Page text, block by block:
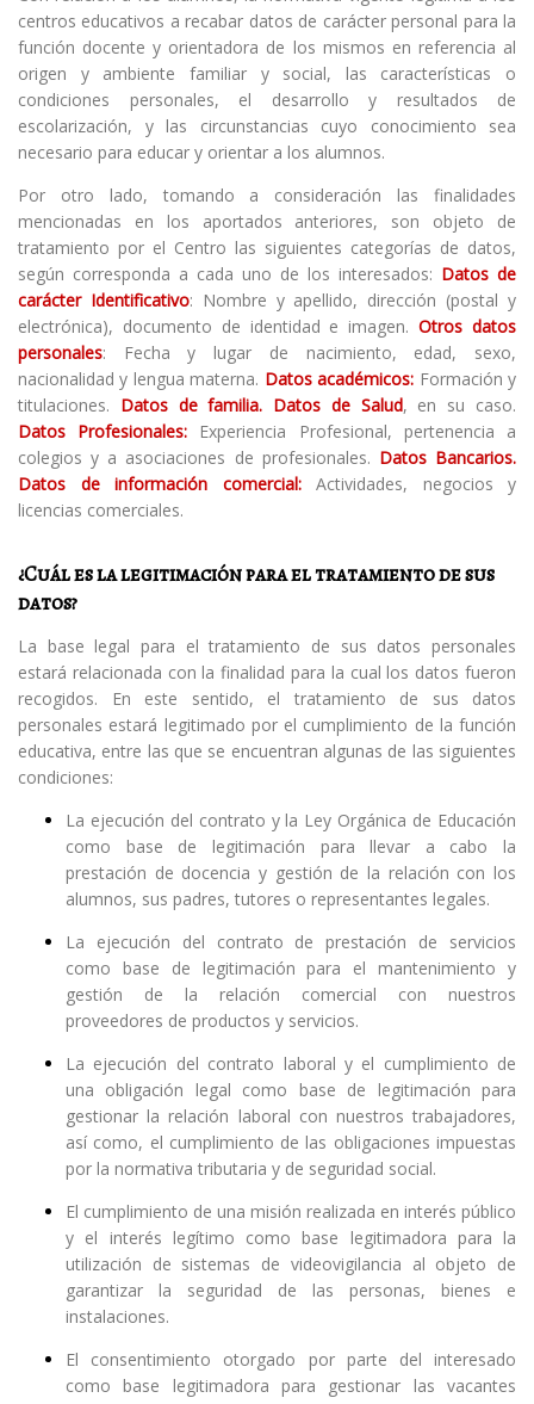
centros educativos a recabar datos de carácter personal para la
función docente y orientadora de los mismos en referencia al
origen y ambiente familiar y social, las características o
condiciones personales, el desarrollo y resultados de
escolarización, y las circunstancias cuyo conocimiento sea
necesario para educar y orientar a los alumnos.
Por otro lado, tomando a consideración las finalidades
mencionadas en los aportados anteriores, son objeto de
tratamiento por el Centro las siguientes categorías de datos,
según corresponda a cada uno de los interesados: Datos de
carácter Identificativo: Nombre y apellido, dirección (postal y
electrónica), documento de identidad e imagen.Otros datos
personales: Fecha y lugar de nacimiento, edad, sexo,
nacionalidad y lengua materna. Datos académicos: Formación y
titulaciones. Datos de familia. Datos de Salud, en su caso.
Datos Profesionales: Experiencia Profesional, pertenencia a
colegios y a asociaciones de profesionales. Datos Bancarios.
Datos de información comercial:Actividades, negocios y
licencias comerciales.
¿Cuál es la legitimación para el tratamiento de sus
datos?
La base legal para el tratamiento de sus datos personales
estará relacionada con la finalidad para la cual los datos fueron
recogidos. En este sentido, el tratamiento de sus datos
personales estará legitimado por el cumplimiento de la función
educativa, entre las que se encuentran algunas de las siguientes
condiciones:
La ejecución del contrato y la Ley Orgánica de Educación
como base de legitimación para llevar a cabo la
prestación de docencia y gestión de la relación con los
alumnos, sus padres, tutores o representantes legales.
La ejecución del contrato de prestación de servicios
como base de legitimación para el mantenimiento y
gestión de la relación comercial con nuestros
proveedores de productos y servicios.
La ejecución del contrato laboral y el cumplimiento de
una obligación legal como base de legitimación para
gestionar la relación laboral con nuestros trabajadores,
así como, el cumplimiento de las obligaciones impuestas
por la normativa tributaria y de seguridad social.
El cumplimiento de una misión realizada en interés público
y el interés legítimo como base legitimadora para la
utilización de sistemas de videovigilancia al objeto de
garantizar la seguridad de las personas, bienes e
instalaciones.
El consentimiento otorgado por parte del interesado
como base legitimadora para gestionar las vacantes